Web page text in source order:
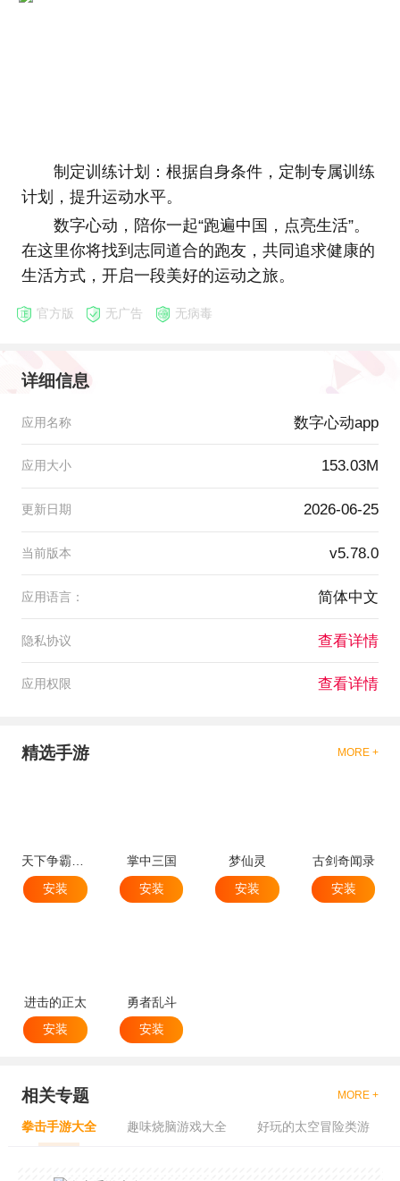
制定训练计划：根据自身条件，定制专属训练
计划，提升运动水平。
数字心动，陪你一起“跑遍中国，点亮生活”。
在这里你将找到志同道合的跑友，共同追求健康的
生活方式，开启一段美好的运动之旅。
官方版 无广告 无病毒
详细信息
应用名称 数字心动app
应用大小 153.03M
更新日期 2026-06-25
当前版本 v5.78.0
应用语言： 简体中文
隐私协议 查看详情
应用权限 查看详情
精选手游 MORE +
天下争霸三国志
安装
掌中三国
安装
梦仙灵
安装
古剑奇闻录
安装
进击的正太
安装
勇者乱斗
安装
相关专题 MORE +
拳击手游大全 趣味烧脑游戏大全 好玩的太空冒险类游